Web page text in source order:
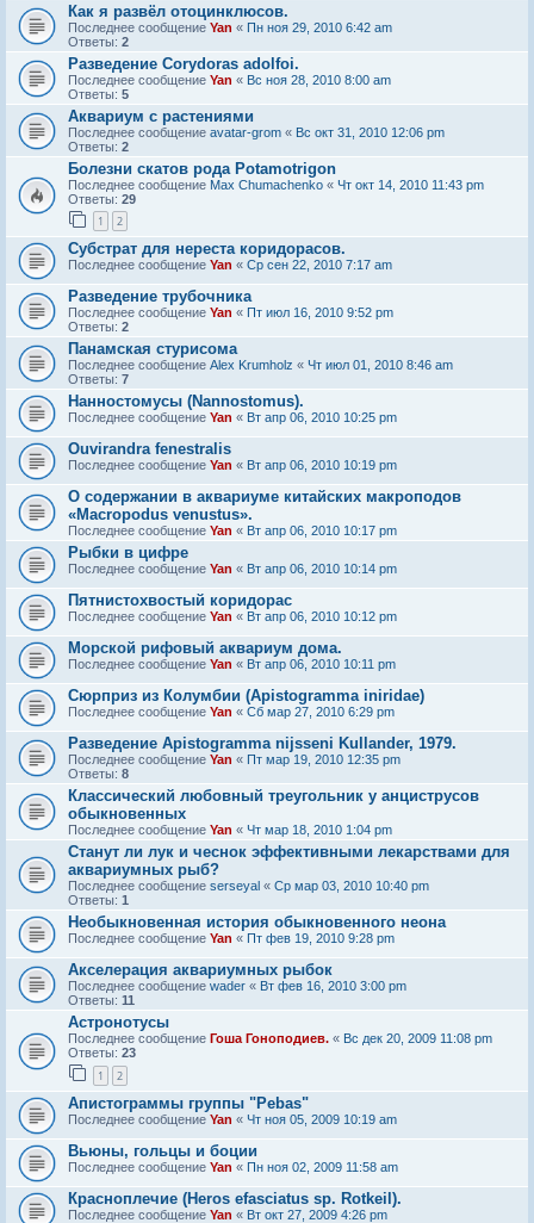
Как я развёл отоцинклюсов.
Последнее сообщение Yan « Пн ноя 29, 2010 6:42 am
Ответы: 2
Разведение Corydoras adolfoi.
Последнее сообщение Yan « Вс ноя 28, 2010 8:00 am
Ответы: 5
Аквариум с растениями
Последнее сообщение avatar-grom « Вс окт 31, 2010 12:06 pm
Ответы: 2
Болезни скатов рода Potamotrigon
Последнее сообщение Max Chumachenko « Чт окт 14, 2010 11:43 pm
Ответы: 29
1 2
Субстрат для нереста коридорасов.
Последнее сообщение Yan « Ср сен 22, 2010 7:17 am
Разведение трубочника
Последнее сообщение Yan « Пт июл 16, 2010 9:52 pm
Ответы: 2
Панамская стурисома
Последнее сообщение Alex Krumholz « Чт июл 01, 2010 8:46 am
Ответы: 7
Нанностомусы (Nannostomus).
Последнее сообщение Yan « Вт апр 06, 2010 10:25 pm
Ouvirandra fenestralis
Последнее сообщение Yan « Вт апр 06, 2010 10:19 pm
О содержании в аквариуме китайских макроподов
«Macropodus venustus».
Последнее сообщение Yan « Вт апр 06, 2010 10:17 pm
Рыбки в цифре
Последнее сообщение Yan « Вт апр 06, 2010 10:14 pm
Пятнистохвостый коридорас
Последнее сообщение Yan « Вт апр 06, 2010 10:12 pm
Морской рифовый аквариум дома.
Последнее сообщение Yan « Вт апр 06, 2010 10:11 pm
Сюрприз из Колумбии (Apistogramma iniridae)
Последнее сообщение Yan « Сб мар 27, 2010 6:29 pm
Разведение Apistogramma nijsseni Kullander, 1979.
Последнее сообщение Yan « Пт мар 19, 2010 12:35 pm
Ответы: 8
Классический любовный треугольник у анциструсов
обыкновенных
Последнее сообщение Yan « Чт мар 18, 2010 1:04 pm
Станут ли лук и чеснок эффективными лекарствами для
аквариумных рыб?
Последнее сообщение serseyal « Ср мар 03, 2010 10:40 pm
Ответы: 1
Необыкновенная история обыкновенного неона
Последнее сообщение Yan « Пт фев 19, 2010 9:28 pm
Акселерация аквариумных рыбок
Последнее сообщение wader « Вт фев 16, 2010 3:00 pm
Ответы: 11
Астронотусы
Последнее сообщение Гоша Гоноподиев. « Вс дек 20, 2009 11:08 pm
Ответы: 23
1 2
Апистограммы группы "Pebas"
Последнее сообщение Yan « Чт ноя 05, 2009 10:19 am
Вьюны, гольцы и боции
Последнее сообщение Yan « Пн ноя 02, 2009 11:58 am
Красноплечие (Heros efasciatus sp. Rotkeil).
Последнее сообщение Yan « Вт окт 27, 2009 4:26 pm